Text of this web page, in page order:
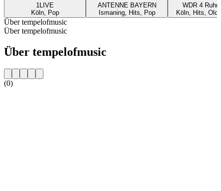
1LIVE
Köln, Pop
ANTENNE BAYERN
Ismaning, Hits, Pop
WDR 4
Köln, Hits,
Über tempelofmusic
Über tempelofmusic
Über tempelofmusic
(0)